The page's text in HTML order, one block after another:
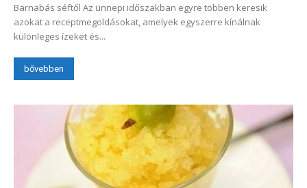
Barnabás séftől Az ünnepi időszakban egyre többen keresik
azokat a receptmegoldásokat, amelyek egyszerre kínálnak
különleges ízeket és...
bővebben